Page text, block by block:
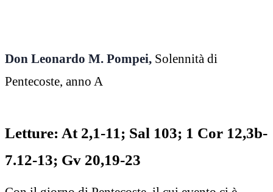
Don Leonardo M. Pompei, Solennità di
Pentecoste, anno A
Letture: At 2,1-11; Sal 103; 1 Cor 12,3b-
7.12-13; Gv 20,19-23